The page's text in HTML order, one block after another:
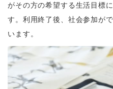
がその方の希望する生活目標
す。利用終了後、社会参加が
います。